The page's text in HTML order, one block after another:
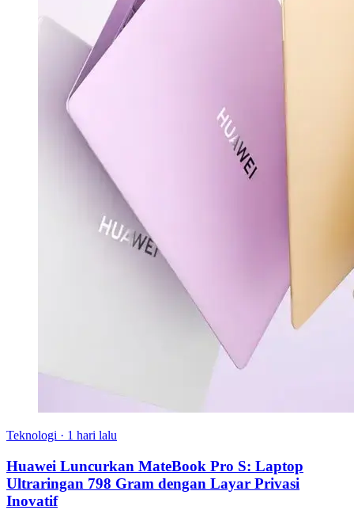
Teknologi · 1 hari lalu
Huawei Luncurkan MateBook Pro S: Laptop
Ultraringan 798 Gram dengan Layar Privasi
Inovatif